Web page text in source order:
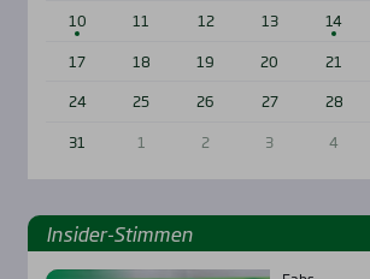
10
11 12 13 14
17
18 19 20 21
24
25 26 27 28
31
1 2 3 4
Insi­der-Stim­men